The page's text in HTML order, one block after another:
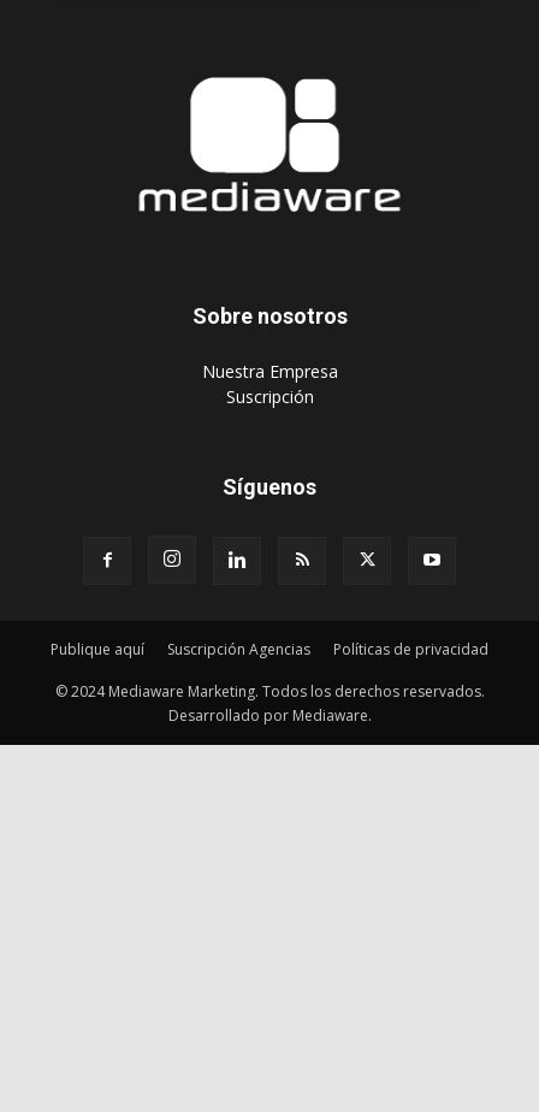
Sobre nosotros
‎Nuestra Empresa
‎Suscripción
Síguenos
Publique aquí Suscripción Agencias Políticas de privacidad
© 2024 Mediaware Marketing. Todos los derechos reservados.
Desarrollado por Mediaware.